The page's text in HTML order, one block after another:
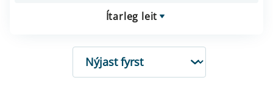
Ítarleg leit
RÖÐUN